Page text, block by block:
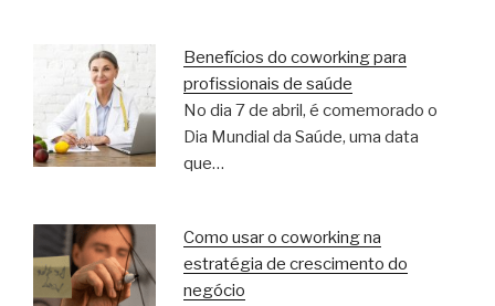
Benefícios do coworking para
profissionais de saúde
No dia 7 de abril, é comemorado o
Dia Mundial da Saúde, uma data
que…
Como usar o coworking na
estratégia de crescimento do
negócio